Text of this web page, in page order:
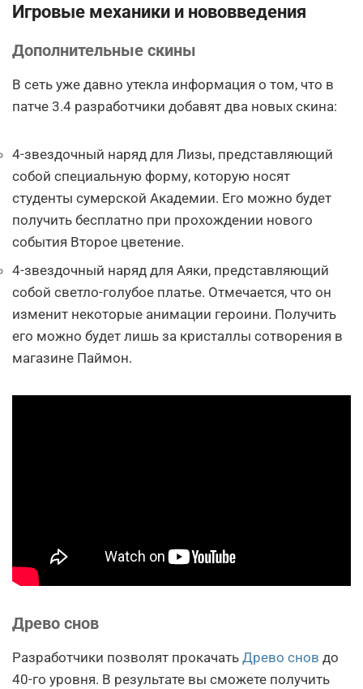
Игровые механики и нововведения
Дополнительные скины
В сеть уже давно утекла информация о том, что в
патче 3.4 разработчики добавят два новых скина:
4-звездочный наряд для Лизы, представляющий
собой специальную форму, которую носят
студенты сумерской Академии. Его можно будет
получить бесплатно при прохождении нового
события Второе цветение.
4-звездочный наряд для Аяки, представляющий
собой светло-голубое платье. Отмечается, что он
изменит некоторые анимации героини. Получить
его можно будет лишь за кристаллы сотворения в
магазине Паймон.
Древо снов
Разработчики позволят прокачать Древо снов до
40-го уровня. В результате вы сможете получить